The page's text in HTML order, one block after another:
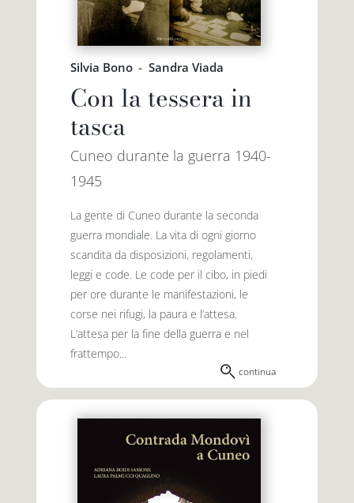
i traghetti
i fuori collana
Premio letterario Giallovalle
il tuo carrello
Silvia Bono - Sandra Viada
Con la tessera in
tasca
Cuneo durante la guerra 1940-
1945
La gente di Cuneo durante la seconda
guerra mondiale. La vita di ogni giorno
scandita da disposizioni, regolamenti,
leggi e code. Le code per il cibo, in piedi
per ore durante le manifestazioni, le
corse nei rifugi, la paura e l’attesa.
L’attesa per la fine della guerra e nel
frattempo...
continua